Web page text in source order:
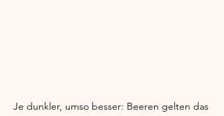
Je dunkler, umso besser: Beeren gelten das